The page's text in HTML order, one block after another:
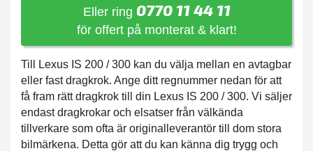
Eller ring 0770 11 44 11
för offert på monterat & klart!
Till Lexus IS 200 / 300 kan du välja mellan en avtagbar
eller fast dragkrok. Ange ditt regnummer nedan för att
få fram rätt dragkrok till din Lexus IS 200 / 300. Vi säljer
endast dragkrokar och elsatser från välkända
tillverkare som ofta är originalleverantör till dom stora
bilmärkena. Detta gör att du kan känna dig trygg och